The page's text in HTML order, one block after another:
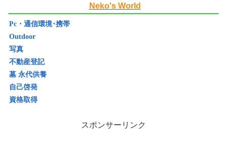
Neko's World
Pc・通信環境･携帯
Outdoor
写真
不動産登記
墓 永代供養
自己啓発
資格取得
スポンサーリンク